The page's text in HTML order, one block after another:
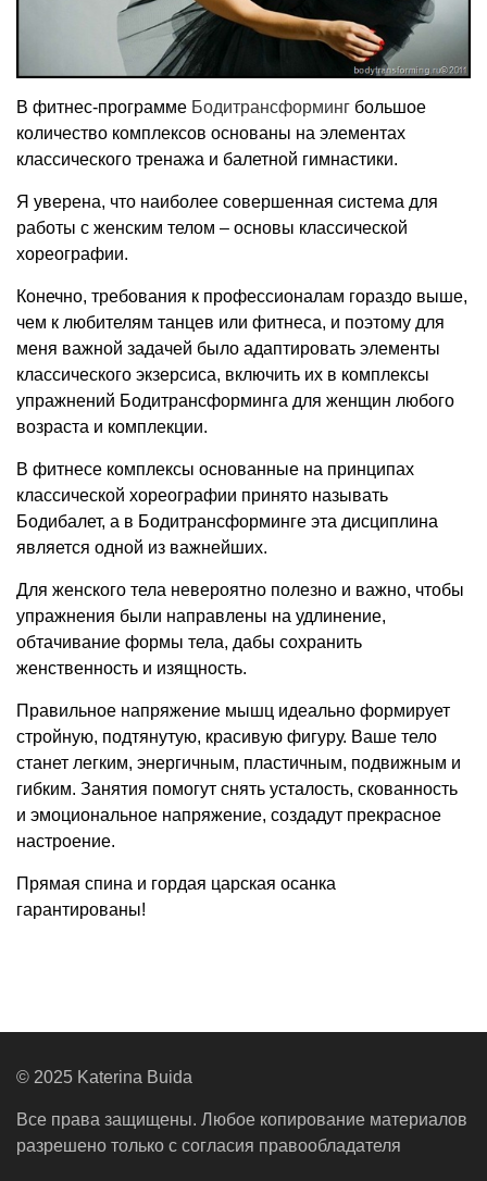
В фитнес-программе Бодитрансформинг большое
количество комплексов основаны на элементах
классического тренажа и балетной гимнастики.
Я уверена, что наиболее совершенная система для
работы с женским телом – основы классической
хореографии.
Конечно, требования к профессионалам гораздо выше,
чем к любителям танцев или фитнеса, и поэтому для
меня важной задачей было адаптировать элементы
классического экзерсиса, включить их в комплексы
упражнений Бодитрансформинга для женщин любого
возраста и комплекции.
В фитнесе комплексы основанные на принципах
классической хореографии принято называть
Бодибалет, а в Бодитрансформинге эта дисциплина
является одной из важнейших.
Для женского тела невероятно полезно и важно, чтобы
упражнения были направлены на удлинение,
обтачивание формы тела, дабы сохранить
женственность и изящность.
Правильное напряжение мышц идеально формирует
стройную, подтянутую, красивую фигуру. Ваше тело
станет легким, энергичным, пластичным, подвижным и
гибким. Занятия помогут снять усталость, скованность
и эмоциональное напряжение, создадут прекрасное
настроение.
Прямая спина и гордая царская осанка
гарантированы!
© 2025 Katerina Buida
Все права защищены. Любое копирование материалов
разрешено только с согласия правообладателя